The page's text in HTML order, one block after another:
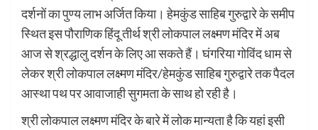
दर्शनों का पुण्य लाभ अर्जित किया। हेमकुंड साहिब गुरुद्वारे के समीप
स्थित इस पौराणिक हिंदू तीर्थ श्री लोकपाल लक्ष्मण मंदिर में अब
आज से श्रद्धालु दर्शन के लिए आ सकते हैं। घंगरिया गोविंद धाम से
लेकर श्री लोकपाल लक्ष्मण मंदिर/हेमकुंड साहिब गुरुद्वारे तक पैदल
आस्था पथ पर आवाजाही सुगमता के साथ हो रही है।
श्री लोकपाल लक्ष्मण मंदिर के बारे में लोक मान्यता है कि यहां इसी